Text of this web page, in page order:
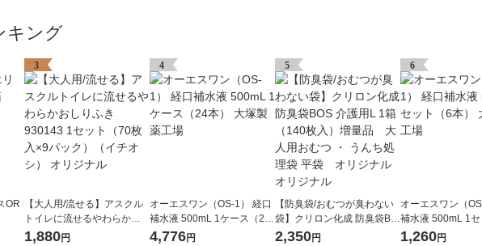
キング
OR
3
【大人用/流せる】アスクル
トイレに流せるやわらかお
しりふき 930143 1セット
1,880円
4
オーエスワン（OS-1） 経口
補水液 500mL 1ケース（24
本） 大塚製薬工場
4,776円
5
【防臭袋/おむつが臭わない
袋】クリロン化成 防臭袋BO
S 介護用L 1箱（140枚入）
2,350円
6
オーエスワン（
補水液 500mL 1
本） 大塚製薬工場
1,260円